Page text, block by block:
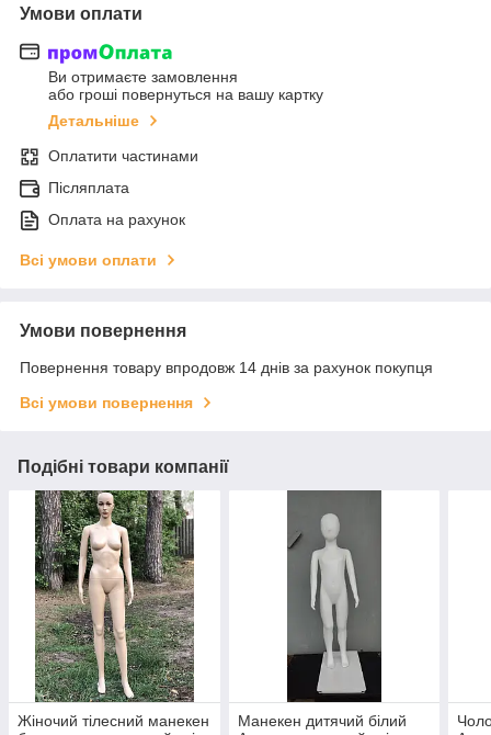
Умови оплати
Ви отримаєте замовлення
або гроші повернуться на вашу картку
Детальніше
Оплатити частинами
Післяплата
Оплата на рахунок
Всі умови оплати
Умови повернення
Повернення товару впродовж 14 днів за рахунок покупця
Всі умови повернення
Подібні товари компанії
Жіночий тілесний манекен
Манекен дитячий білий